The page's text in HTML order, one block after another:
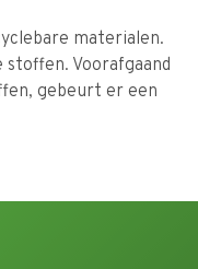
materialen.
Voorafgaand
gebeurt er een